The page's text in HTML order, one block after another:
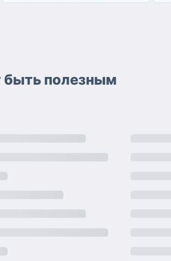
полезным